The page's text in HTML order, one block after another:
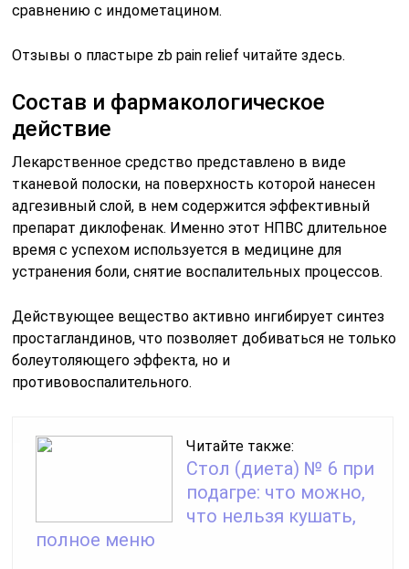
сравнению с индометацином.
Отзывы о пластыре zb pain relief читайте здесь.
Состав и фармакологическое
действие
Лекарственное средство представлено в виде
тканевой полоски, на поверхность которой нанесен
адгезивный слой, в нем содержится эффективный
препарат диклофенак. Именно этот НПВС длительное
время с успехом используется в медицине для
устранения боли, снятие воспалительных процессов.
Действующее вещество активно ингибирует синтез
простагландинов, что позволяет добиваться не только
болеутоляющего эффекта, но и
противовоспалительного.
Читайте также:
Стол (диета) № 6 при
подагре: что можно,
что нельзя кушать,
полное меню